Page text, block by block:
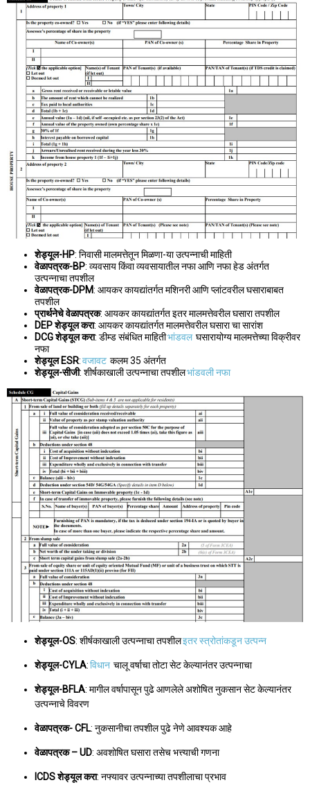
शेड्यूल-HP: निवासी मालमत्तेतून मिळणा-या उत्पन्नाची माहिती
वेळापत्रक-BP: व्यवसाय किंवा व्यवसायातील नफा आणि नफा हेड अंतर्गत
उत्पन्नाचा तपशील
वेळापत्रक-DPM: आयकर कायद्यांतर्गत मशिनरी आणि प्लांटवरील घसाराबाबत
तपशील
प्रार्थनेचे वेळापत्रक: आयकर कायद्यांतर्गत इतर मालमत्तेवरील घसारा तपशील
DEP शेड्यूल करा: आयकर कायद्यांतर्गत मालमत्तेवरील घसारा चा सारांश
DCG शेड्यूल करा: डीम्ड संबंधित माहितीभांडवल घसारायोग्य मालमत्तेच्या विक्रीवर
नफा
शेड्यूल ESR:वजावट कलम 35 अंतर्गत
शेड्यूल-सीजी: शीर्षकाखाली उत्पन्नाचा तपशीलभांडवली नफा
शेड्यूल-OS: शीर्षकाखाली उत्पन्नाचा तपशीलइतर स्त्रोतांकडून उत्पन्न
शेड्यूल-CYLA:विधान चालू वर्षाचा तोटा सेट केल्यानंतर उत्पन्नाचा
शेड्यूल-BFLA: मागील वर्षापासून पुढे आणलेले अशोषित नुकसान सेट केल्यानंतर
उत्पन्नाचे विवरण
वेळापत्रक- CFL: नुकसानीचा तपशील पुढे नेणे आवश्यक आहे
वेळापत्रक – UD: अवशोषित घसारा तसेच भत्त्याची गणना
ICDS शेड्यूल करा: नफ्यावर उत्पन्नाच्या तपशीलाचा प्रभाव